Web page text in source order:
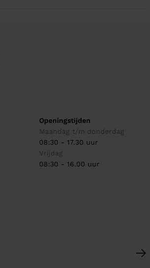
Openingstijden
Maandag t/m donderdag
08:30 - 17.30 uur
Vrijdag
08:30 - 16.00 uur